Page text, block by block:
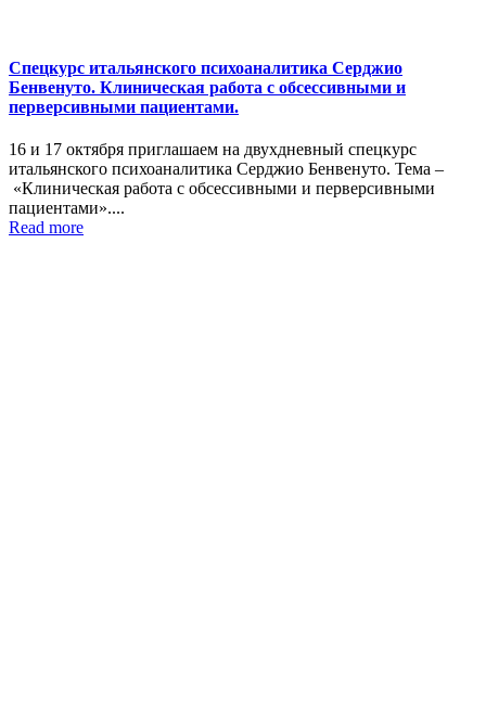
Спецкурс итальянского психоаналитика Серджио
Бенвенуто. Клиническая работа с обсессивными и
перверсивными пациентами.
16 и 17 октября приглашаем на двухдневный спецкурс
итальянского психоаналитика Серджио Бенвенуто. Тема –
«Клиническая работа с обсессивными и перверсивными
пациентами»....
Read more